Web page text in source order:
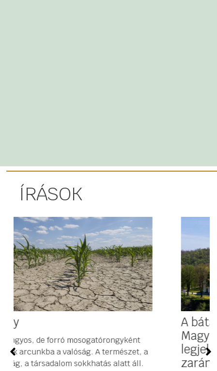
ÍRÁSOK
A bátai Szent Vér kegyhely –
Magyarország egyik
legjelentősebb középkori
zarándokhelye